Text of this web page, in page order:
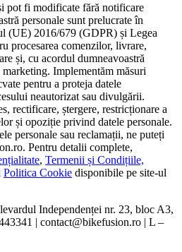
pot fi modificate fără notificare
personale sunt prelucrate în
(UE) 2016/679 (GDPR) și Legea
procesarea comenzilor, livrare,
și, cu acordul dumneavoastră
Implementăm măsuri
pentru a proteja datele
neautorizat sau divulgării.
rectificare, ștergere, restricționare a
și opoziție privind datele personale.
personale sau reclamații, ne puteți
Pentru detalii complete,
, Termenii și Condițiile,
Politica Cookie disponibile pe site-ul
Independenței nr. 23, bloc A3,
| contact@bikefusion.ro | L –